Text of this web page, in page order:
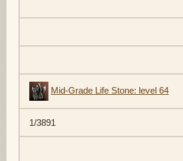
Mid-Grade Life Stone: level 64
1/3891